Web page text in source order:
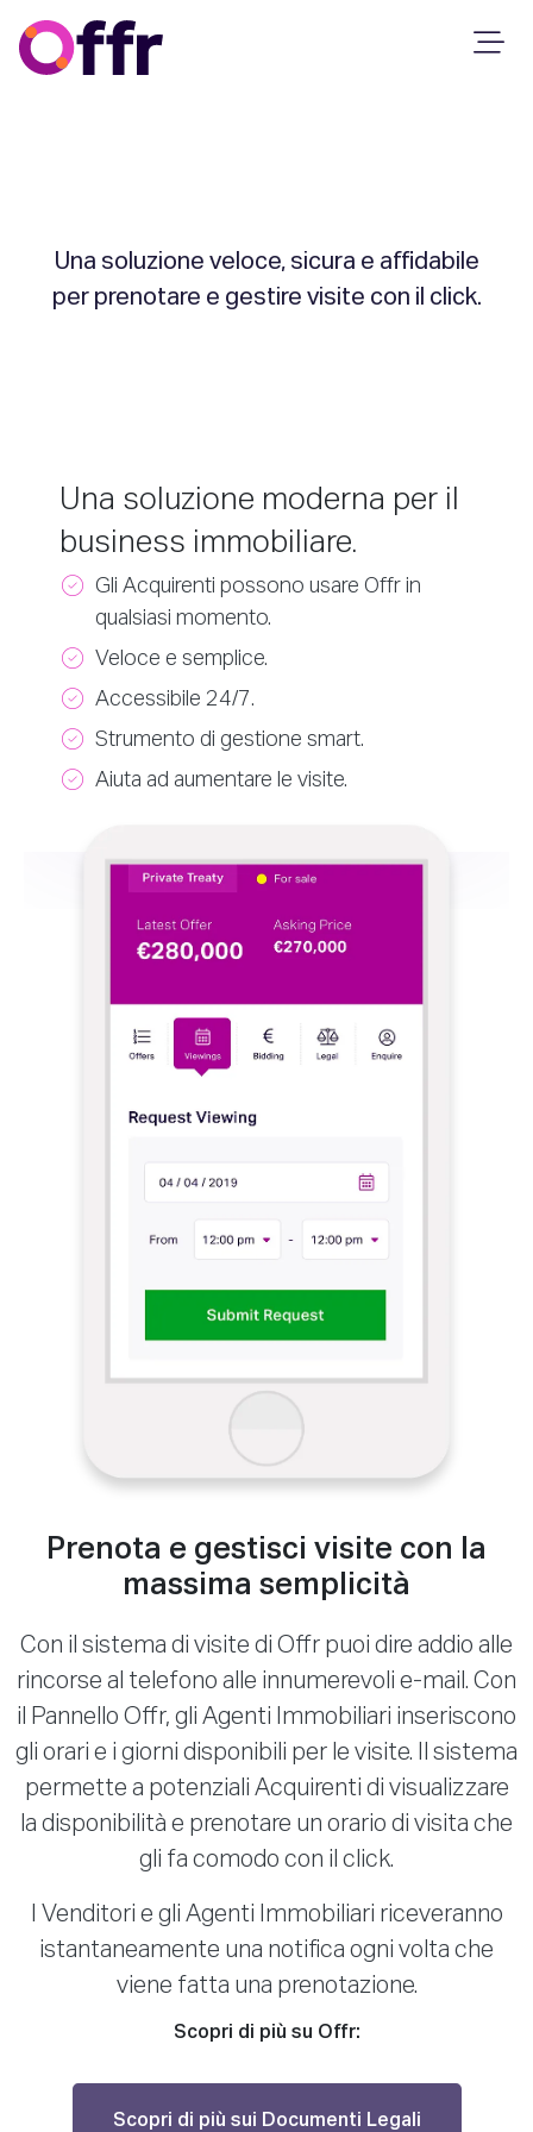
Una soluzione veloce, sicura e affidabile
per prenotare e gestire visite con il click.
Una soluzione moderna per il
business immobiliare.
Gli Acquirenti possono usare Offr in
qualsiasi momento.
Veloce e semplice.
Accessibile 24/7.
Strumento di gestione smart.
Aiuta ad aumentare le visite.
Prenota e gestisci visite con la
massima semplicità
Con il sistema di visite di Offr puoi dire addio alle
rincorse al telefono alle innumerevoli e-mail. Con
il Pannello Offr, gli Agenti Immobiliari inseriscono
gli orari e i giorni disponibili per le visite. Il sistema
permette a potenziali Acquirenti di visualizzare
la disponibilità e prenotare un orario di visita che
gli fa comodo con il click.
I Venditori e gli Agenti Immobiliari riceveranno
istantaneamente una notifica ogni volta che
viene fatta una prenotazione.
Scopri di più su Offr:
Scopri di più sui Documenti Legali